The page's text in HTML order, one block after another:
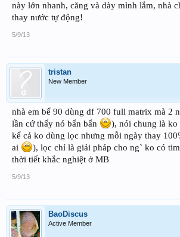
này lớn nhanh, căng và dày mình lắm, nhà
thay nước tự động!
5/9/13
tristan
New Member
nhà em bể 90 dùng df 700 full matrix mà 2
lần cứ thấy nó bẩn bẩn
), nói chung là ko
kể cả ko dùng lọc nhưng mỗi ngày thay
ai
), lọc chỉ là giải pháp cho ng` ko có
thời tiết khắc nghiệt ở MB
5/9/13
BaoDiscus
Active Member